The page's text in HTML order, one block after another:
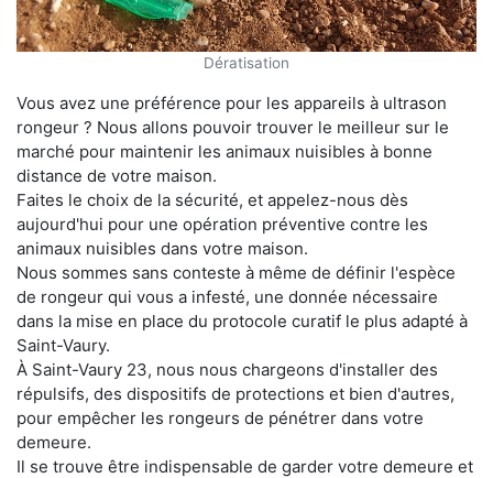
Dératisation
Vous avez une préférence pour les appareils à ultrason
rongeur ? Nous allons pouvoir trouver le meilleur sur le
marché pour maintenir les animaux nuisibles à bonne
distance de votre maison.
Faites le choix de la sécurité, et appelez-nous dès
aujourd'hui pour une opération préventive contre les
animaux nuisibles dans votre maison.
Nous sommes sans conteste à même de définir l'espèce
de rongeur qui vous a infesté, une donnée nécessaire
dans la mise en place du protocole curatif le plus adapté à
Saint-Vaury.
À Saint-Vaury 23, nous nous chargeons d'installer des
répulsifs, des dispositifs de protections et bien d'autres,
pour empêcher les rongeurs de pénétrer dans votre
demeure.
Il se trouve être indispensable de garder votre demeure et